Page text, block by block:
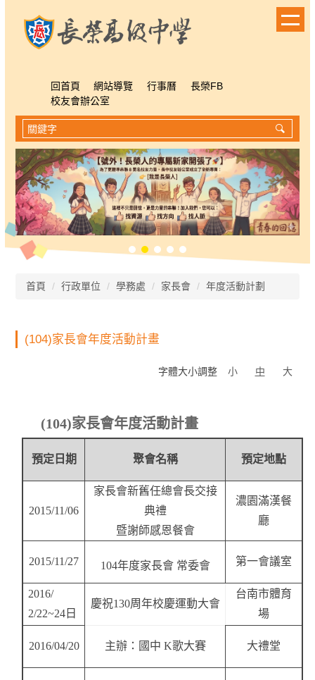
回首頁 網站導覽 行事曆
長榮FB
校友會辦公室
首頁 行政單位 學務處 家長會 年度活動計劃
(104)家長會年度活動計畫
字體大小調整 小 中 大
(104)家長會年度活動計畫
預定日期 聚會名稱 預定地點
2015/11/06
家長會新舊任總會長交接
典禮
暨謝師感恩餐會
濃園滿漢餐
廳
2015/11/27 104年度家長會 常委會 第一會議室
2016/
2/22~24日
慶祝130周年校慶運動大會
台南市體育
場
2016/04/20 主辦：國中 K歌大賽 大禮堂